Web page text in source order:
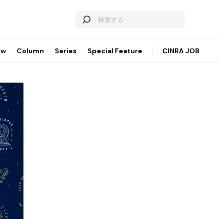
Column Series Special Feature CINRA JOB